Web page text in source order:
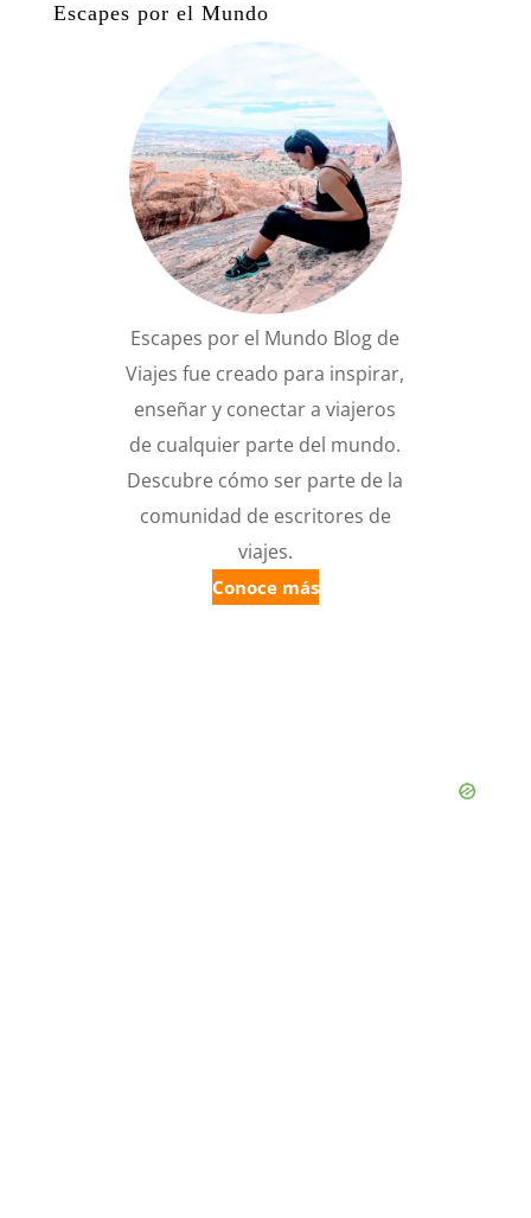
Escapes por el Mundo
Escapes por el Mundo Blog de
Viajes fue creado para inspirar,
enseñar y conectar a viajeros
de cualquier parte del mundo.
Descubre cómo ser parte de la
comunidad de escritores de
viajes.
Conoce más